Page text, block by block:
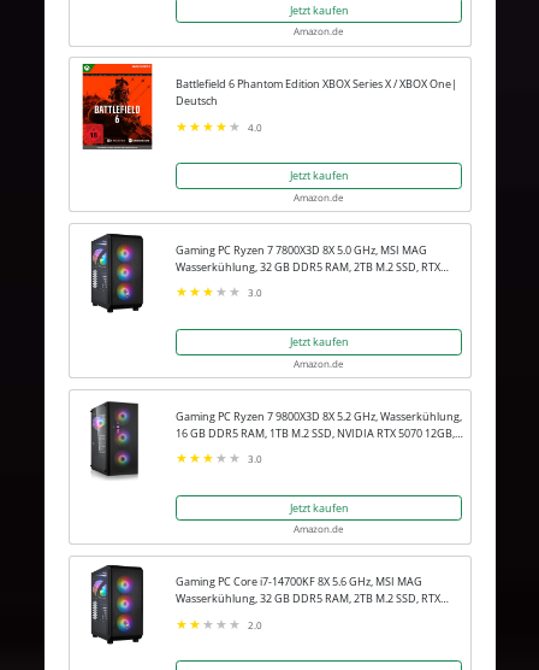
Jetzt kaufen
Amazon.de
Battlefield 6 Phantom Edition XBOX Series X / XBOX One|
Deutsch
4.0
Jetzt kaufen
Amazon.de
Gaming PC Ryzen 7 7800X3D 8X 5.0 GHz, MSI MAG
Wasserkühlung, 32 GB DDR5 RAM, 2TB M.2 SSD, RTX
5080 16GB, Win 11 Pro
3.0
Jetzt kaufen
Amazon.de
Gaming PC Ryzen 7 9800X3D 8X 5.2 GHz, Wasserkühlung,
16 GB DDR5 RAM, 1TB M.2 SSD, NVIDIA RTX 5070 12GB,
Win 11 Pro
3.0
Jetzt kaufen
Amazon.de
Gaming PC Core i7-14700KF 8X 5.6 GHz, MSI MAG
Wasserkühlung, 32 GB DDR5 RAM, 2TB M.2 SSD, RTX
2.0